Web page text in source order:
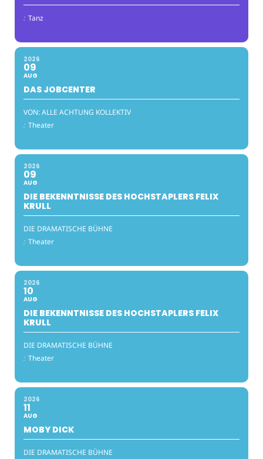
: Tanz
2026
09
AUG
DAS JOBCENTER
VON: ALLE ACHTUNG KOLLEKTIV
: Theater
2026
09
AUG
DIE BEKENNTNISSE DES HOCHSTAPLERS FELIX
KRULL
DIE DRAMATISCHE BÜHNE
: Theater
2026
10
AUG
DIE BEKENNTNISSE DES HOCHSTAPLERS FELIX
KRULL
DIE DRAMATISCHE BÜHNE
: Theater
2026
11
AUG
MOBY DICK
DIE DRAMATISCHE BÜHNE